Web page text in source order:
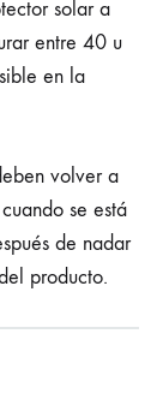
solar a
entre 40 u
en la
volver a
se está
de nadar
producto.